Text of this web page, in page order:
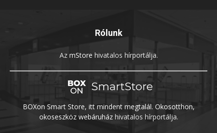
Rólunk
Az mStore hivatalos hírportálja.
BOXon Smart Store, itt mindent megtalál. Okosotthon,
okoseszköz webáruházhivatalos hírportálja.